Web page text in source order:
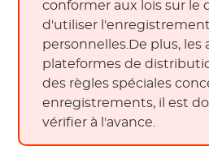
conformer aux lois sur le
d'utiliser
personnelles.De plus, les
plateformes de
des règles spéciales
enregistrements, il est
vérifier à l'avance.